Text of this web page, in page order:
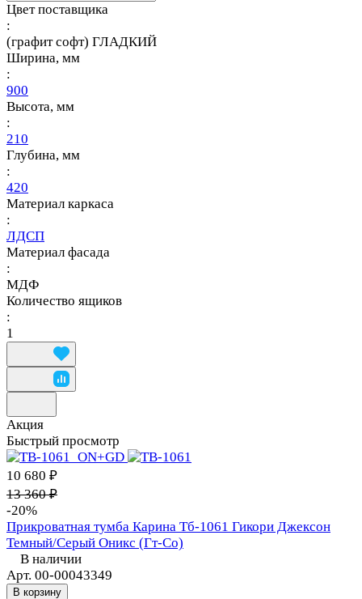
Цвет поставщика
:
(графит софт) ГЛАДКИЙ
Ширина, мм
:
900
Высота, мм
:
210
Глубина, мм
:
420
Материал каркаса
:
ЛДСП
Материал фасада
:
МДФ
Количество ящиков
:
1
Акция
Быстрый просмотр
10 680 ₽
13 360 ₽
-20%
Прикроватная тумба Карина Тб-1061 Гикори Джексон
Темный/Серый Оникс (Гт-Со)
В наличии
Арт. 00-00043349
В корзину